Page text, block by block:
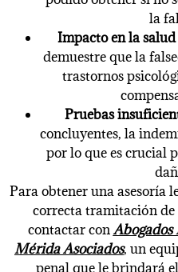
la
Impacto en la
demuestre que la
trastornos
Pruebas
concluyentes, la
por lo que es crucial
Para obtener una asesoría
correcta tramitación
contactar conAbogados
Mérida Asociados, un
penal que le brindará